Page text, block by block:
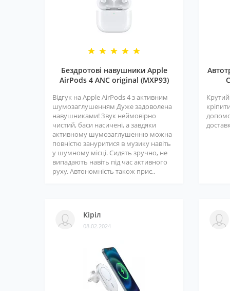
Бездротові навушники Apple
AirPods 4 ANC original (MXP93)
Відгук на Apple AirPods 4 з активним
шумозаглушенням Дуже задоволена
навушниками! Звук неймовірно
чистий, баси насичені, а завдяки
активному шумозаглушенню можна
повністю зануритися в музику навіть
у шумному місці. Сидять зручно, не
випадають навіть під час активного
руху. Автономність також приє..
Кіріл
08.02.2024